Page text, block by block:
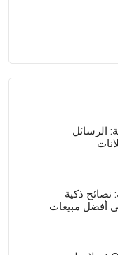
الرسائل
كتابة وبيع الكتب الإلكترونية: نصائح ذكية
أفضل مبيعات